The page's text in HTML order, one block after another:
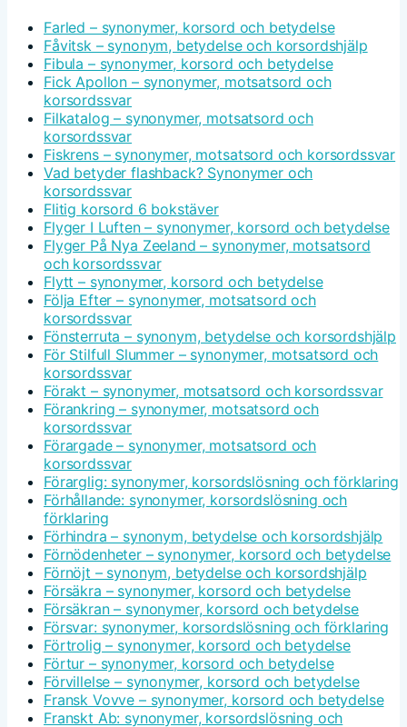
Farled – synonymer, korsord och betydelse
Fåvitsk – synonym, betydelse och korsordshjälp
Fibula – synonymer, korsord och betydelse
Fick Apollon – synonymer, motsatsord och
korsordssvar
Filkatalog – synonymer, motsatsord och
korsordssvar
Fiskrens – synonymer, motsatsord och korsordssvar
Vad betyder flashback? Synonymer och
korsordssvar
Flitig korsord 6 bokstäver
Flyger I Luften – synonymer, korsord och betydelse
Flyger På Nya Zeeland – synonymer, motsatsord
och korsordssvar
Flytt – synonymer, korsord och betydelse
Följa Efter – synonymer, motsatsord och
korsordssvar
Fönsterruta – synonym, betydelse och korsordshjälp
För Stilfull Slummer – synonymer, motsatsord och
korsordssvar
Förakt – synonymer, motsatsord och korsordssvar
Förankring – synonymer, motsatsord och
korsordssvar
Förargade – synonymer, motsatsord och
korsordssvar
Förarglig: synonymer, korsordslösning och förklaring
Förhållande: synonymer, korsordslösning och
förklaring
Förhindra – synonym, betydelse och korsordshjälp
Förnödenheter – synonymer, korsord och betydelse
Förnöjt – synonym, betydelse och korsordshjälp
Försäkra – synonymer, korsord och betydelse
Försäkran – synonymer, korsord och betydelse
Försvar: synonymer, korsordslösning och förklaring
Förtrolig – synonymer, korsord och betydelse
Förtur – synonymer, korsord och betydelse
Förvillelse – synonymer, korsord och betydelse
Fransk Vovve – synonymer, korsord och betydelse
Franskt Ab: synonymer, korsordslösning och